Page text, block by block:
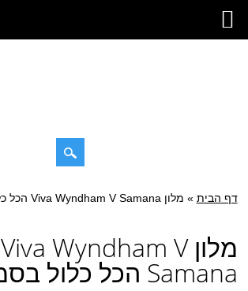
תפריט ראשי
דילוג
דף הבית » מלון Viva Wyndham V Samana הכל כלול בסמאנה
מלון Viva Wyndham V
Samana הכל כלול בסמאנה